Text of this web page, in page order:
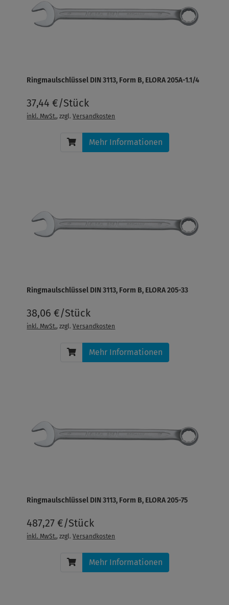
Ringmaulschlüssel DIN 3113, Form B, ELORA 205A-1.1/4
37,44 €/Stück
inkl. MwSt., zzgl.Versandkosten
Mehr Informationen
Ringmaulschlüssel DIN 3113, Form B, ELORA 205-33
38,06 €/Stück
inkl. MwSt., zzgl.Versandkosten
Mehr Informationen
Ringmaulschlüssel DIN 3113, Form B, ELORA 205-75
487,27 €/Stück
inkl. MwSt., zzgl.Versandkosten
Mehr Informationen